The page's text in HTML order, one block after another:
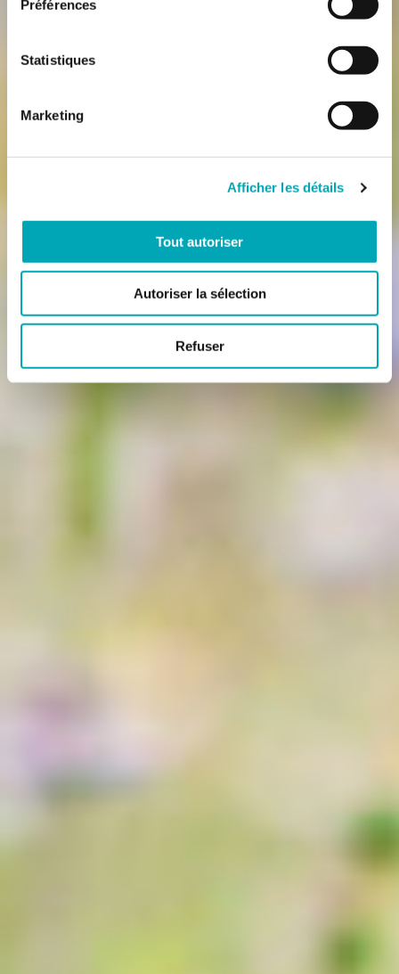
Préférences
Statistiques
Marketing
Afficher les détails
Tout autoriser
Autoriser la sélection
Refuser